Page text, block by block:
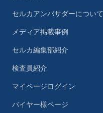
セルカアンバサダーについて
メディア掲載事例
セルカ編集部紹介
検査員紹介
マイページログイン
バイヤー様ページ